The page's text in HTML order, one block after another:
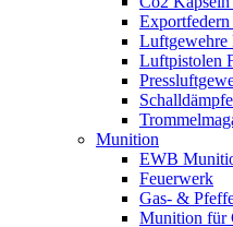
Luftgewehre
Luftpistolen
Munition
EWB
Feuerwerk
Gas- &
Munition für